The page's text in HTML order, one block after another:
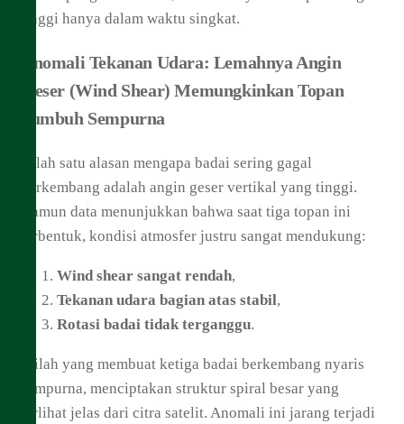
tinggi hanya dalam waktu singkat.
Anomali Tekanan Udara: Lemahnya Angin
Geser (Wind Shear) Memungkinkan Topan
Tumbuh Sempurna
Salah satu alasan mengapa badai sering gagal
berkembang adalah angin geser vertikal yang tinggi.
Namun data menunjukkan bahwa saat tiga topan ini
terbentuk, kondisi atmosfer justru sangat mendukung:
Wind shear sangat rendah,
Tekanan udara bagian atas stabil,
Rotasi badai tidak terganggu.
Inilah yang membuat ketiga badai berkembang nyaris
sempurna, menciptakan struktur spiral besar yang
terlihat jelas dari citra satelit. Anomali ini jarang terjadi